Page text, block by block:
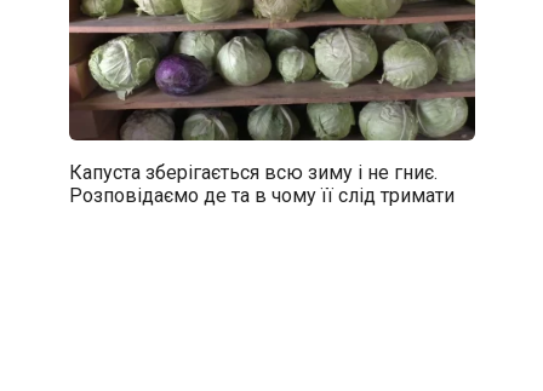
Капуста зберігається всю зиму і не гниє.
Розповідаємо де та в чому її слід тримати